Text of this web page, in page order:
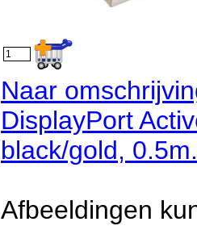
Naar
DisplayPort
black/gold, 0.5m.
Afbeeldingen